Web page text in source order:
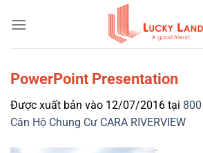
qua
PowerPoint Presentation
Được xuất bản vào 12/07/2016 tại
Căn Hộ Chung Cư CARA RIVERVIEW